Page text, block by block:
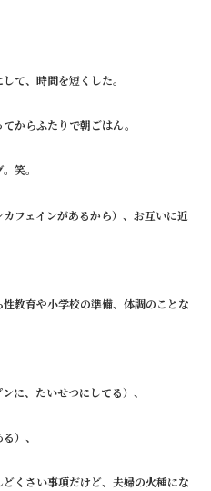
て、時間を短くした。
からふたりで朝ごはん。
笑。
フェインがあるから）、お互いに近
教育や小学校の準備、体調のことな
に、たいせつにしてる）、
）、
くさい事項だけど、夫婦の火種にな